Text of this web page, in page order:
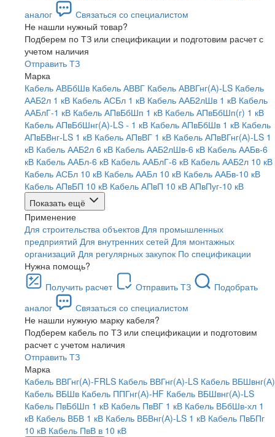
аналог
Связаться со специалистом
Не нашли нужный товар?
Подберем по ТЗ или спецификации и подготовим расчет с
учетом наличия
Отправить ТЗ
Марка
Кабель АВБбШв Кабель АВВГ Кабель АВВГнг(А)-LS Кабель
ААБ2л 1 кВ Кабель АСБл 1 кВ Кабель ААБ2лШв 1 кВ Кабель
ААБлГ-1 кВ Кабель АПвБбШп 1 кВ Кабель АПвБбШп(г) 1 кВ
Кабель АПвБбШнг(А)-LS - 1 кВ Кабель АПвБбШв 1 кВ Кабель
АПвБВнг-LS 1 кВ Кабель АПвВГ 1 кВ Кабель АПвВГнг(А)-LS 1
кВ Кабель ААБ2л 6 кВ Кабель ААБ2лШв-6 кВ Кабель ААБв-6
кВ Кабель ААБл-6 кВ Кабель ААБлГ-6 кВ Кабель ААБ2л 10 кВ
Кабель АСБл 10 кВ Кабель ААБл 10 кВ Кабель ААБв-10 кВ
Кабель АПвБП 10 кВ Кабель АПвП 10 кВ АПвПуг-10 кВ
Показать ещё
Применение
Для строительства объектов Для промышленных
предприятий Для внутренних сетей Для монтажных
организаций Для регулярных закупок По спецификации
Нужна помощь?
Получить расчет
Отправить ТЗ
Подобрать
аналог
Связаться со специалистом
Не нашли нужную марку кабеля?
Подберем кабель по ТЗ или спецификации и подготовим
расчет с учетом наличия
Отправить ТЗ
Марка
Кабель ВВГнг(А)-FRLS Кабель ВВГнг(А)-LS Кабель ВБШвнг(А)
Кабель ВБШв Кабель ППГнг(А)-HF Кабель ВБШвнг(А)-LS
Кабель ПвБбШп 1 кВ Кабель ПвВГ 1 кВ Кабель ВБбШв-хл 1
кВ Кабель ВБВ 1 кВ Кабель ВБВнг(А)-LS 1 кВ Кабель ПвБПг
10 кВ Кабель ПвВ в 10 кВ